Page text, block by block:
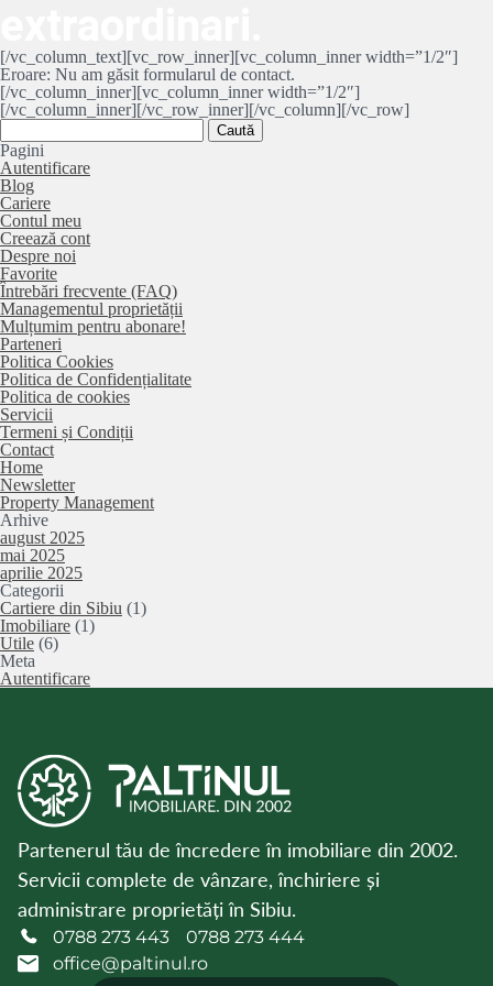
[/vc_column_text][vc_row_inner][vc_column_inner width=”1/2″]
Eroare: Nu am găsit formularul de contact.
[/vc_column_inner][vc_column_inner width=”1/2″]
[/vc_column_inner][/vc_row_inner][/vc_column][/vc_row]
Caută
după:
Pagini
Autentificare
Blog
Cariere
Contul meu
Creează cont
Despre noi
Favorite
Întrebări frecvente (FAQ)
Managementul proprietății
Mulțumim pentru abonare!
Parteneri
Politica Cookies
Politica de Confidențialitate
Politica de cookies
Servicii
Termeni și Condiții
Contact
Home
Newsletter
Property Management
Arhive
august 2025
mai 2025
aprilie 2025
Categorii
Cartiere din Sibiu (1)
Imobiliare (1)
Utile (6)
Meta
Autentificare
Partenerul tău de încredere în imobiliare din 2002.
Servicii complete de vânzare, închiriere și
administrare proprietăți în Sibiu.
0788 273 443
0788 273 444
office@paltinul.ro